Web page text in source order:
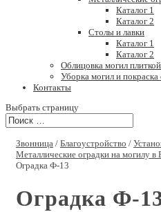
Каталог 1
Каталог 2
Столы и лавки
Каталог 1
Каталог 2
Облицовка могил плиткой
Уборка могил и покраска
Контакты
Выбрать страницу
Звонница / Благоустройство /
Металлические оградки на могилу в
Оградка Ф-13
Оградка Ф-